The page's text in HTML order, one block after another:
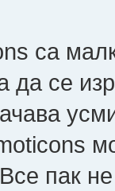
са
да се
пак